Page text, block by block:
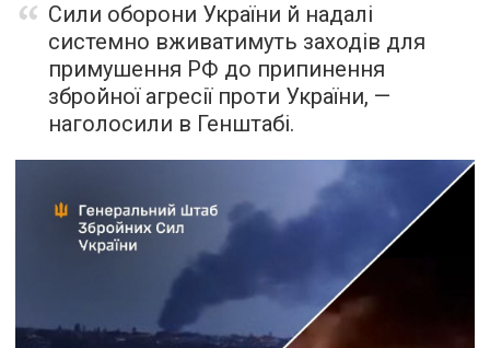
Сили оборони України й надалі
системно вживатимуть заходів для
примушення РФ до припинення
збройної агресії проти України, —
наголосили в Генштабі.